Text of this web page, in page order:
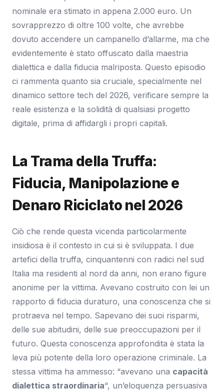
nominale era stimato in appena 2.000 euro. Un
sovrapprezzo di oltre 100 volte, che avrebbe
dovuto accendere un campanello d’allarme, ma che
evidentemente è stato offuscato dalla maestria
dialettica e dalla fiducia malriposta. Questo episodio
ci rammenta quanto sia cruciale, specialmente nel
dinamico settore tech del 2026, verificare sempre la
reale esistenza e la solidità di qualsiasi progetto
digitale, prima di affidargli i propri capitali.
La Trama della Truffa:
Fiducia, Manipolazione e
Denaro Riciclato nel 2026
Ciò che rende questa vicenda particolarmente
insidiosa è il contesto in cui si è sviluppata. I due
artefici della truffa, cinquantenni con radici nel sud
Italia ma residenti al nord da anni, non erano figure
anonime per la vittima. Avevano costruito con lei un
rapporto di fiducia duraturo, una conoscenza che si
protraeva nel tempo. Sapevano dei suoi risparmi,
delle sue abitudini, delle sue preoccupazioni per il
futuro. Questa conoscenza approfondita è stata la
leva più potente della loro operazione criminale. La
stessa vittima ha ammesso: “avevano una capacità
dialettica straordinaria“, un’eloquenza persuasiva